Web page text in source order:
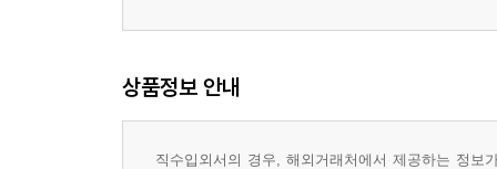
상품정보 안내
직수입외서의 경우, 해외거래처에서 제공하는 정